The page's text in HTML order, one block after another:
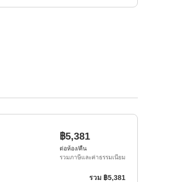
฿5,381
ต่อห้อง/คืน
รวมภาษีและค่าธรรมเนียม
รวม ฿5,381